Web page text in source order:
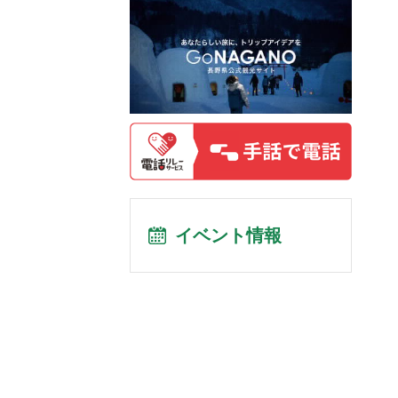
イベント情報